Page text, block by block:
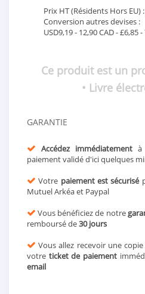
Prix HT (Résidents Hors EU)
Conversion autres devises :
USD9,19 - 12,90 CAD - £6,85
Ce produit est un
• Livre
GARANTIE
Accédez immédiatementà
paiement validé d'ici quelques
Votre paiement est sécurisé
Mutuel Arkéa et Paypal
Vous bénéficiez de notre
remboursé de30 jours
Vous allez recevoir une
votre ticket de paiement
email